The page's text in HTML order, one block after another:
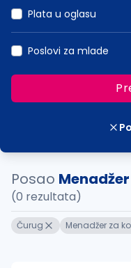
Plata u oglasu
Poslovi za mlade
Posao
(0 rezultata)
Čurug Menadžer za